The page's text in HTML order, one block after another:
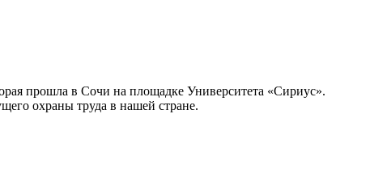
прошла в Сочи на площадке Университета «Сириус».
охраны труда в нашей стране.